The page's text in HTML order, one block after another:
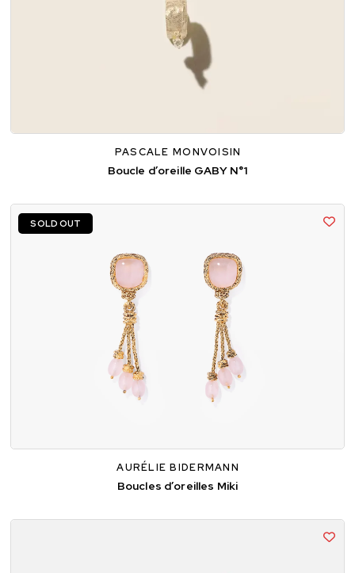
PASCALE MONVOISIN
Boucle d’oreille GABY N°1
AURÉLIE BIDERMANN
Boucles d’oreilles Miki
SOLD OUT